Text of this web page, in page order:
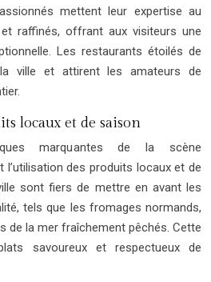
mettent leur expertise au
raffinés, offrant aux visiteurs une
Les restaurants étoilés de
ville et attirent les amateurs de
locaux et de saison
marquantes de la scène
l’utilisation des produits locaux et de
sont fiers de mettre en avant les
tels que les fromages normands,
de la mer fraîchement pêchés. Cette
savoureux et respectueux de